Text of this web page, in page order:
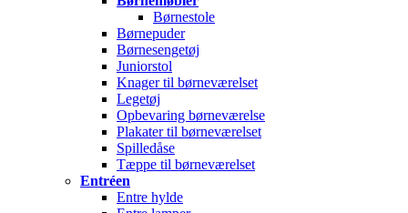
Børnestole
Børnepuder
Børnesengetøj
Juniorstol
Knager til børneværelset
Legetøj
Opbevaring børneværelse
Plakater til børneværelset
Spilledåse
Tæppe til børneværelset
Entréen
Entre hylde